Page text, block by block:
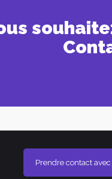
Prendre contact